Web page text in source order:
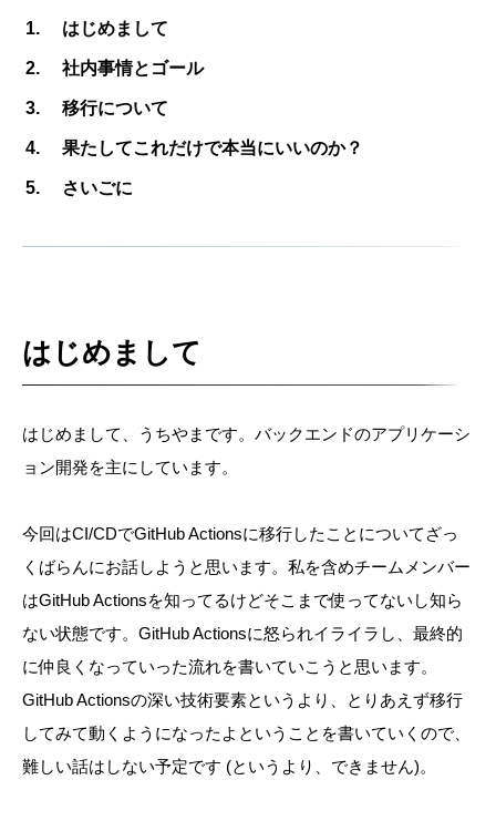
はじめまして
社内事情とゴール
移行について
果たしてこれだけで本当にいいのか？
さいごに
はじめまして
はじめまして、うちやまです。バックエンドのアプリケーシ
ョン開発を主にしています。
今回はCI/CDでGitHub Actionsに移行したことについてざっ
くばらんにお話しようと思います。私を含めチームメンバー
はGitHub Actionsを知ってるけどそこまで使ってないし知ら
ない状態です。GitHub Actionsに怒られイライラし、最終的
に仲良くなっていった流れを書いていこうと思います。
GitHub Actionsの深い技術要素というより、とりあえず移行
してみて動くようになったよということを書いていくので、
難しい話はしない予定です (というより、できません)。